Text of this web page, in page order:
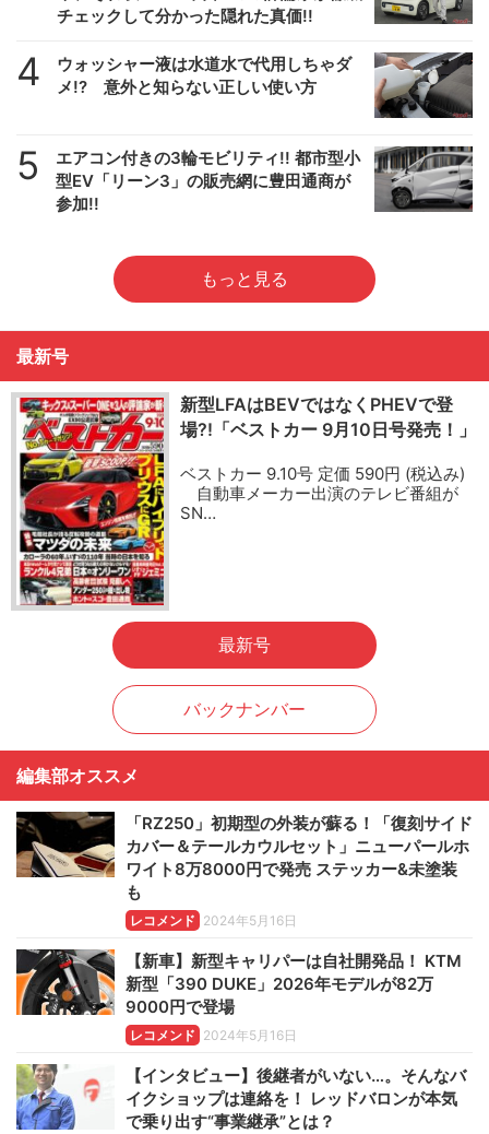
チェックして分かった隠れた真価!!
4
ウォッシャー液は水道水で代用しちゃダ
メ!? 意外と知らない正しい使い方
5
エアコン付きの3輪モビリティ!! 都市型小
型EV「リーン3」の販売網に豊田通商が
参加!!
もっと見る
最新号
新型LFAはBEVではなくPHEVで登
場?!「ベストカー 9月10日号発売！」
ベストカー 9.10号 定価 590円 (税込み)
自動車メーカー出演のテレビ番組が
SN…
最新号
バックナンバー
編集部オススメ
「RZ250」初期型の外装が蘇る！「復刻サイド
カバー＆テールカウルセット」ニューパールホ
ワイト8万8000円で発売 ステッカー&未塗装
も
レコメンド 2024年5月16日
【新車】新型キャリパーは自社開発品！ KTM
新型「390 DUKE」2026年モデルが82万
9000円で登場
レコメンド 2024年5月16日
【インタビュー】後継者がいない…。そんなバ
イクショップは連絡を！ レッドバロンが本気
で乗り出す“事業継承”とは？